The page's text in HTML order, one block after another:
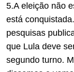
5.A eleição não
está
pesquisas
que Lula deve
segundo turno.